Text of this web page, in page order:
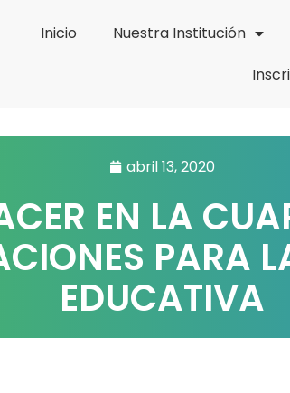
Inicio Nuestra Institución
abril 13, 2020
EN LA
PARA
EDUCATIVA